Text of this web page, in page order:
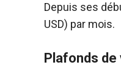
Depuis ses
USD) par mois.
Plafonds